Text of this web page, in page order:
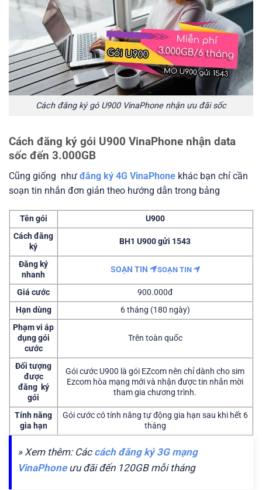
Cách đăng ký gó U900 VinaPhone nhận ưu đãi sốc
Cách đăng ký gói U900 VinaPhone nhận data
sốc đến 3.000GB
Cũng giống như đăng ký 4G VinaPhone khác bạn chỉ cần
soạn tin nhắn đơn giản theo hướng dẫn trong bảng
Tên gói
U900
Cách đăng
ký
BH1 U900gửi 1543
Đăng ký
nhanh
SOẠN TIN SOẠN TIN
Giá cước
900.000đ
Hạn dùng
6 tháng (180 ngày)
Phạm vi áp
dụng gói
cước
Trên toàn quốc
Đối tượng
được
đăng ký
gói
Gói cước U900 là gói EZcom nên chỉ dành cho sim
Ezcom hòa mạng mới và nhận được tin nhắn mời
tham gia chương trình.
Tính năng
gia hạn
Gói cước có tính năng tự động gia hạn sau khi hết 6
tháng
» Xem thêm: Các cách đăng ký 3G mạng
VinaPhoneưu đãi đến 120GB mỗi tháng